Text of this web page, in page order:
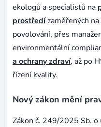
ekologů a specialistů na
prostředízaměřených
povolování, přes
environmentální
a ochrany zdraví, až po
řízení kvality.
Nový zákon mění
Zákon č. 249/2025 Sb. o